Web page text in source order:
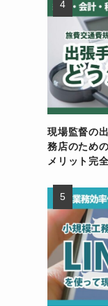
現場監督の
務店のため
メリット完